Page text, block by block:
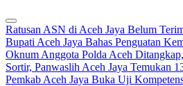
Ratusan ASN di Aceh Jaya Belum
Bupati Aceh Jaya Bahas Penguatan
Oknum Anggota Polda Aceh
Sortir, Panwaslih Aceh Jaya Temukan
Pemkab Aceh Jaya Buka Uji